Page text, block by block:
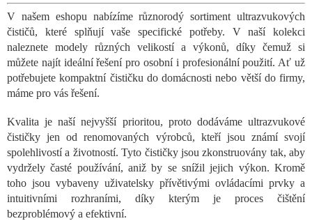
l
á
d
a
c
í
k
y
v
ý
p
V našem eshopu nabízíme různorodý sortiment ultrazvukových
čističů, které splňují vaše specifické potřeby. V naší kolekci
naleznete modely různých velikostí a výkonů, díky čemuž si
můžete najít ideální řešení pro osobní i profesionální použití. Ať už
potřebujete kompaktní čističku do domácnosti nebo větší do firmy,
máme pro vás řešení.
Kvalita je naší nejvyšší prioritou, proto dodáváme ultrazvukové
čističky jen od renomovaných výrobců, kteří jsou známí svojí
spolehlivostí a životností. Tyto čističky jsou zkonstruovány tak, aby
vydržely časté používání, aniž by se snížil jejich výkon. Kromě
toho jsou vybaveny uživatelsky přívětivými ovládacími prvky a
intuitivními rozhraními, díky kterým je proces čištění
bezproblémový a efektivní.